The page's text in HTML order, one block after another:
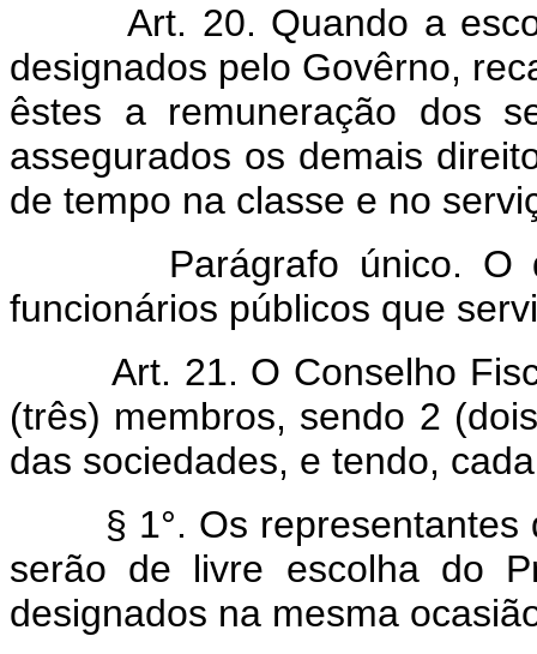
Art. 20. Quando a
designados pelo Govêrno,
êstes a remuneração dos
assegurados os demais
de tempo na classe e no
Parágrafo único. O
funcionários públicos que
Art. 21. O Conselho
(três) membros, sendo 2
das sociedades, e tendo,
§ 1°. Os representantes
serão de livre escolha do
designados na mesma